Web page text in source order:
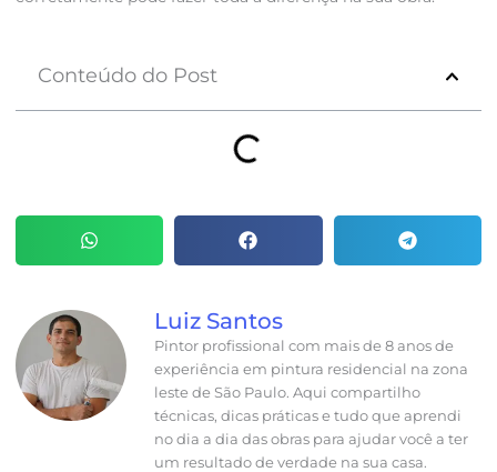
Conteúdo do Post
Luiz Santos
Pintor profissional com mais de 8 anos de
experiência em pintura residencial na zona
leste de São Paulo. Aqui compartilho
técnicas, dicas práticas e tudo que aprendi
no dia a dia das obras para ajudar você a ter
um resultado de verdade na sua casa.